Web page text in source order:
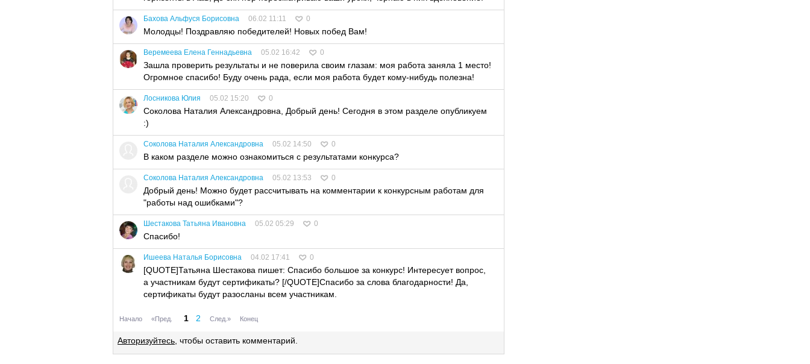
Бахова Альфуся Борисовна 06.02 11:11 0
Молодцы! Поздравляю победителей! Новых побед Вам!
Веремеева Елена Геннадьевна 05.02 16:42 0
Зашла проверить результаты и не поверила своим глазам: моя работа заняла 1 место!
Огромное спасибо! Буду очень рада, если моя работа будет кому-нибудь полезна!
Лосникова Юлия 05.02 15:20 0
Соколова Наталия Александровна, Добрый день! Сегодня в этом разделе опубликуем
:)
Соколова Наталия Александровна 05.02 14:50 0
В каком разделе можно ознакомиться с результатами конкурса?
Соколова Наталия Александровна 05.02 13:53 0
Добрый день! Можно будет рассчитывать на комментарии к конкурсным работам для
"работы над ошибками"?
Шестакова Татьяна Ивановна 05.02 05:29 0
Спасибо!
Ишеева Наталья Борисовна 04.02 17:41 0
[QUOTE]Татьяна Шестакова пишет: Спасибо большое за конкурс! Интересует вопрос,
а участникам будут сертификаты? [/QUOTE]Спасибо за слова благодарности! Да,
сертификаты будут разосланы всем участникам.
Начало «Пред. 1 2 След.» Конец
Авторизуйтесь , чтобы оставить комментарий.